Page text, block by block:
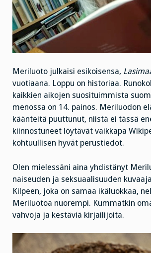
Meriluoto julkaisi esikoisensa,
vuotiaana. Loppu on historiaa.
kaikkien aikojen suosituimmista
menossa on 14. painos. Meriluodon
käänteitä puuttunut, niistä ei tässä
kiinnostuneet löytävät vaikkapa
kohtuullisen hyvät perustiedot.
Olen mielessäni aina yhdistänyt
naiseuden ja seksuaalisuuden
Kilpeen, joka on samaa ikäluokkaa,
Meriluotoa nuorempi. Kummatkin
vahvoja ja kestäviä kirjailijoita.